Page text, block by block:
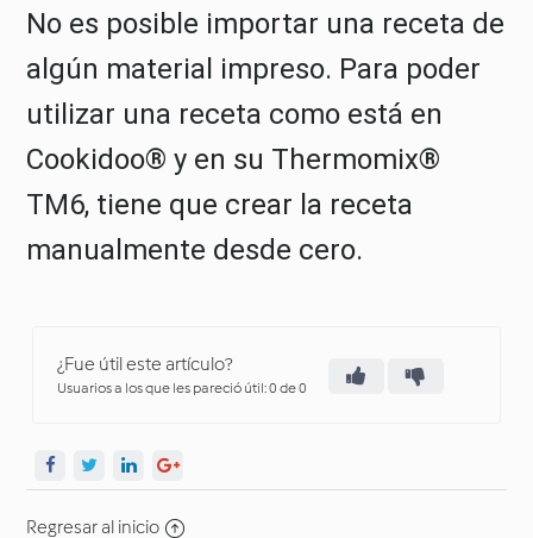
No es posible importar una receta de
algún material impreso. Para poder
utilizar una receta como está en
Cookidoo® y en su Thermomix®
TM6, tiene que crear la receta
manualmente desde cero.
¿Fue útil este artículo?
Usuarios a los que les pareció útil: 0 de 0
Regresar al inicio